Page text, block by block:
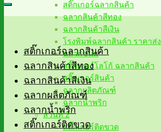
สติ๊กเกอร์ฉลากสินค้า
ฉลากสินค้าสีทอง
ฉลากสินค้าสีเงิน
โรงพิมพ์ฉลากสินค้า ราคาส่ง
ฉลากขนม
สติ๊กเกอร์โลโก้ ฉลากสินค้า
สติ๊กเกอร์สินค้า
ฉลากผลิตภัณฑ์
ฉลากน้ำพริก
ส่วนที่ 2
สติ๊กเกอร์ติดขวด
สติ๊กเกอร์ฉลากสินค้า
ฉลากสินค้าสีทอง
ฉลากสินค้าสีเงิน
ฉลากผลิตภัณฑ์
ฉลากน้ำพริก
สติ๊กเกอร์ติดขวด